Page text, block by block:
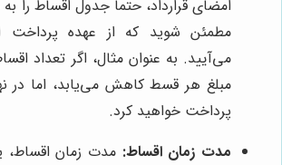
امضای قرارداد، حتماً جدول اقساط را
مطمئن شوید که از عهده پرداخت
می‌آیید. به عنوان مثال، اگر تعداد
مبلغ هر قسط کاهش می‌یابد، اما در
پرداخت خواهید کرد.
مدت زمان اقساط: مدت زمان اقساط،